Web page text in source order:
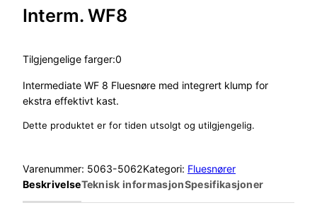
Interm. WF8
Tilgjengelige farger:0
Intermediate WF 8 Fluesnøre med integrert klump for
ekstra effektivt kast.
Dette produktet er for tiden utsolgt og utilgjengelig.
Varenummer: 5063-5062Kategori: Fluesnører
BeskrivelseTeknisk informasjonSpesifikasjoner